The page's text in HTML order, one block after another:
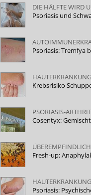
DIE HÄLFTE WIRD
Psoriasis und
Psoriasis: Tremfya
Krebsrisiko
PSORIASIS-
Cosentyx:
Fresh-up:
Psoriasis: